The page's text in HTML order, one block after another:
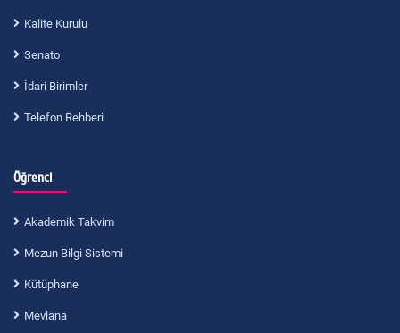
Kalite Kurulu
Senato
İdari Birimler
Telefon Rehberi
Öğrenci
Akademik Takvim
Mezun Bilgi Sistemi
Kütüphane
Mevlana